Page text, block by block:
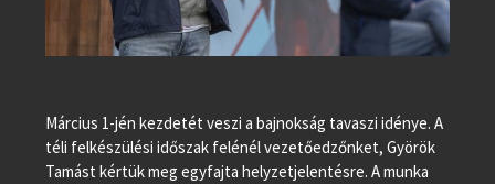
Március 1-jén kezdetét veszi a bajnokság tavaszi idénye. A
téli felkészülési időszak felénél vezetőedzőnket, Györök
Tamást kértük meg egyfajta helyzetjelentésre. A munka